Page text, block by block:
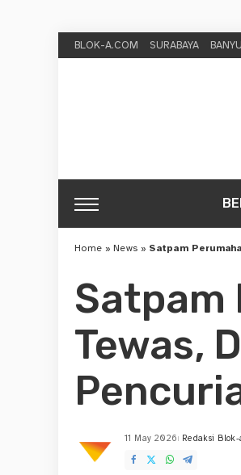
BLOK-A.COM SURABAYA
Home »News » Satpam
Satpam
Tewas,
11 May 2026
Posted
by
Redaksi Blok-